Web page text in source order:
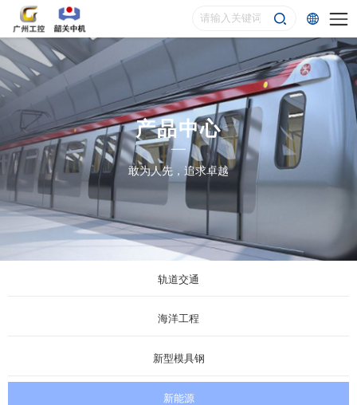
产品中心
敢为人先，追求卓越
轨道交通
海洋工程
新型模具钢
新能源